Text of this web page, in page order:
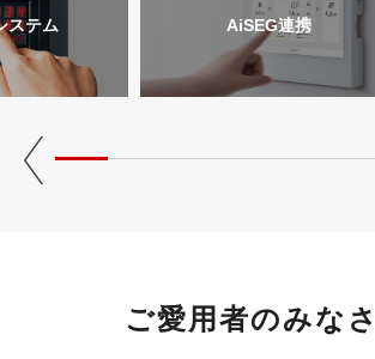
ステム AiSEG連携
ご愛用者のみな